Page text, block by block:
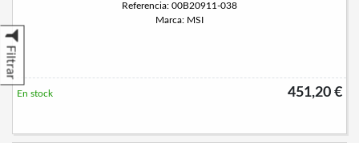
Filtrar
Referencia: 00B20911-038
Marca: MSI
451,20 €
En stock